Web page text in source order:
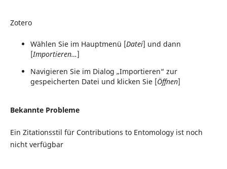
Zotero
Wählen Sie im Hauptmenü [Datei] und dann
[Importieren…]
Navigieren Sie im Dialog „Importieren“ zur
gespeicherten Datei und klicken Sie [Öffnen]
Bekannte Probleme
Ein Zitationsstil für Contributions to Entomology ist noch
nicht verfügbar